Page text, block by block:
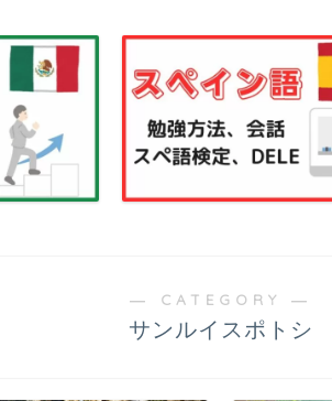
― CATEGORY ―
サンルイスポトシ